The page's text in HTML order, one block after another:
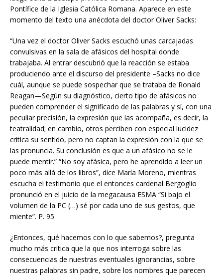
Pontífice de la Iglesia Católica Romana. Aparece en este
momento del texto una anécdota del doctor Oliver Sacks:
“Una vez el doctor Oliver Sacks escuchó unas carcajadas
convulsivas en la sala de afásicos del hospital donde
trabajaba. Al entrar descubrió que la reacción se estaba
produciendo ante el discurso del presidente –Sacks no dice
cuál, aunque se puede sospechar que se trataba de Ronald
Reagan—Según su diagnóstico, cierto tipo de afásicos no
pueden comprender el significado de las palabras y sí, con una
peculiar precisión, la expresión que las acompaña, es decir, la
teatralidad; en cambio, otros perciben con especial lucidez
critica su sentido, pero no captan la expresión con la que se
las pronuncia. Su conclusión es que a un afásico no se le
puede mentir.” “No soy afásica, pero he aprendido a leer un
poco más allá de los libros”, dice María Moreno, mientras
escucha el testimonio que el entonces cardenal Bergoglio
pronunció en el juicio de la megacausa ESMA “Si bajo el
volumen de la PC (…) sé por cada uno de sus gestos, que
miente”. P. 95.
¿Entonces, qué hacemos con lo que sabemos?, pregunta
mucho más critica que la que nos interroga sobre las
consecuencias de nuestras eventuales ignorancias, sobre
nuestras palabras sin padre, sobre los nombres que parecen